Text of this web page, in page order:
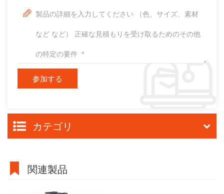
カテゴリ
関連製品